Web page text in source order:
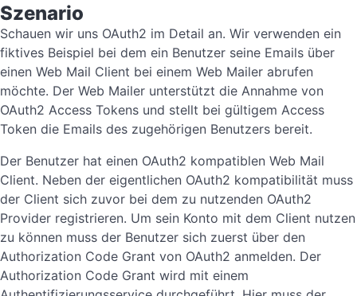
Szenario
Schauen wir uns OAuth2 im Detail an. Wir verwenden ein
fiktives Beispiel bei dem ein Benutzer seine Emails über
einen Web Mail Client bei einem Web Mailer abrufen
möchte. Der Web Mailer unterstützt die Annahme von
OAuth2 Access Tokens und stellt bei gültigem Access
Token die Emails des zugehörigen Benutzers bereit.
Der Benutzer hat einen OAuth2 kompatiblen Web Mail
Client. Neben der eigentlichen OAuth2 kompatibilität muss
der Client sich zuvor bei dem zu nutzenden OAuth2
Provider registrieren. Um sein Konto mit dem Client nutzen
zu können muss der Benutzer sich zuerst über den
Authorization Code Grant von OAuth2 anmelden. Der
Authorization Code Grant wird mit einem